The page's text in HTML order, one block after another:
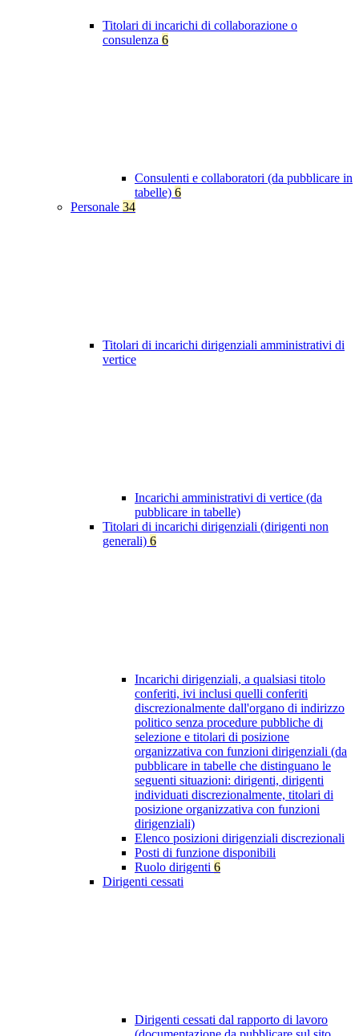
Titolari di incarichi di collaborazione o
consulenza 6
Consulenti e collaboratori (da pubblicare in
tabelle) 6
Personale 34
Titolari di incarichi dirigenziali amministrativi di
vertice
Incarichi amministrativi di vertice (da
pubblicare in tabelle)
Titolari di incarichi dirigenziali (dirigenti non
generali) 6
Incarichi dirigenziali, a qualsiasi titolo
conferiti, ivi inclusi quelli conferiti
discrezionalmente dall'organo di indirizzo
politico senza procedure pubbliche di
selezione e titolari di posizione
organizzativa con funzioni dirigenziali (da
pubblicare in tabelle che distinguano le
seguenti situazioni: dirigenti, dirigenti
individuati discrezionalmente, titolari di
posizione organizzativa con funzioni
dirigenziali)
Elenco posizioni dirigenziali discrezionali
Posti di funzione disponibili
Ruolo dirigenti 6
Dirigenti cessati
Dirigenti cessati dal rapporto di lavoro